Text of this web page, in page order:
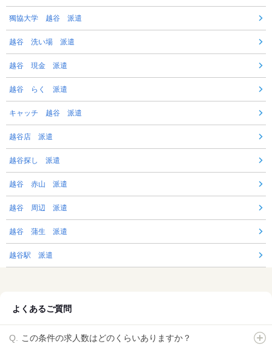
獨協大学 越谷 派遣
越谷 洗い場 派遣
越谷 現金 派遣
越谷 らく 派遣
キャッチ 越谷 派遣
越谷店 派遣
越谷探し 派遣
越谷 赤山 派遣
越谷 周辺 派遣
越谷 蒲生 派遣
越谷駅 派遣
よくあるご質問
この条件の求人数はどのくらいありますか？